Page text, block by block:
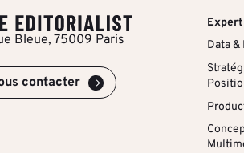
Bleue, 75009 Paris
contacter
Data